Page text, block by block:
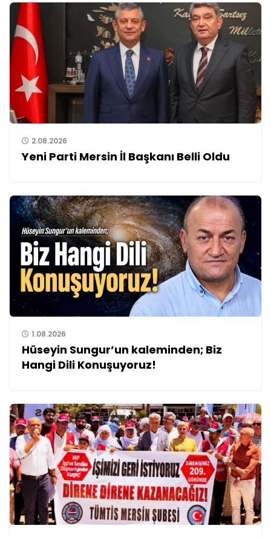
2.08.2026
Yeni Parti Mersin İl Başkanı Belli Oldu
1.08.2026
Hüseyin Sungur’un kaleminden; Biz
Hangi Dili Konuşuyoruz!